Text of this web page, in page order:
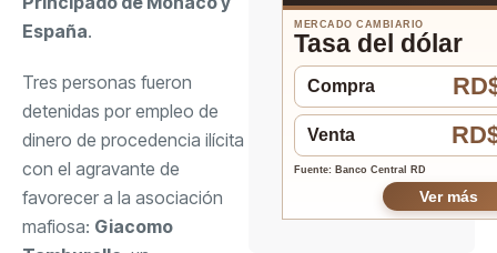
España.
Tres personas fueron
detenidas por empleo de
dinero de procedencia ilícita
con el agravante de
favorecer a la asociación
mafiosa: Giacomo
MERCADO CAMBIARIO
Tasa del dólar
Compra
Venta
Fuente: Banco Central RD
Ver más